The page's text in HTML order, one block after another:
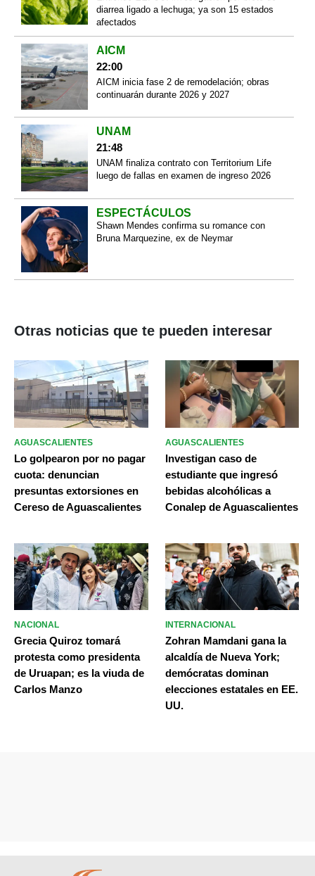
diarrea ligado a lechuga; ya son 15 estados
afectados
AICM
22:00
AICM inicia fase 2 de remodelación; obras
continuarán durante 2026 y 2027
UNAM
21:48
UNAM finaliza contrato con Territorium Life
luego de fallas en examen de ingreso 2026
ESPECTÁCULOS
Shawn Mendes confirma su romance con
Bruna Marquezine, ex de Neymar
Otras noticias que te pueden interesar
AGUASCALIENTES
Lo golpearon por no pagar
cuota: denuncian
presuntas extorsiones en
Cereso de Aguascalientes
AGUASCALIENTES
Investigan caso de
estudiante que ingresó
bebidas alcohólicas a
Conalep de Aguascalientes
NACIONAL
Grecia Quiroz tomará
protesta como presidenta
de Uruapan; es la viuda de
Carlos Manzo
INTERNACIONAL
Zohran Mamdani gana la
alcaldía de Nueva York;
demócratas dominan
elecciones estatales en EE.
UU.